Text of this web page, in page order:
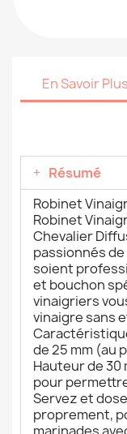
En Savoir Plus
Résumé
Robinet
Robinet
Chevalier
passionnés
soient
et bouchon
vinaigriers
vinaigre sans
de 25 mm (au
Hauteur de 30
pour
Servez et
proprement,